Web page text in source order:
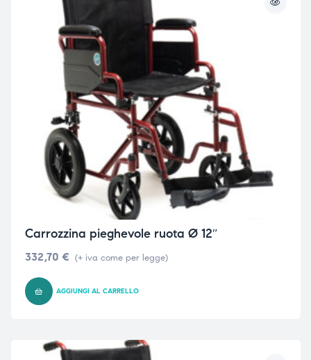
Carrozzina pieghevole ruota Ø 12″
332,70 € (+ iva come per legge)
AGGIUNGI AL CARRELLO